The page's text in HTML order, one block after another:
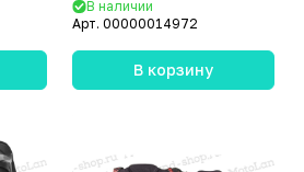
В наличии
Арт. 00000014972
В корзину